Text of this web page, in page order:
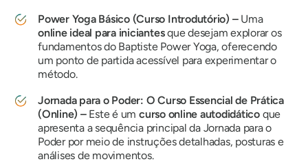
Power Yoga Básico (Curso Introdutório) – Uma
online ideal para iniciantesque desejam explorar os
fundamentos do Baptiste Power Yoga, oferecendo
um ponto de partida acessível para experimentar o
método.
Jornada para o Poder: O Curso Essencial de Prática
(Online) – Este é um curso online autodidáticoque
apresenta a sequência principal da Jornada para o
Poder por meio de instruções detalhadas, posturas e
análises de movimentos.